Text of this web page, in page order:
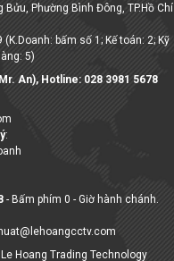
Bửu, Phường Bình Đông, TP.Hồ Chí
bấm số 1; Kế toán: 2; Kỹ
5)
An), Hotline: 028 3981 5678
:
- Bấm phím 0 - Giờ hành chánh.
Hoang Trading Technology